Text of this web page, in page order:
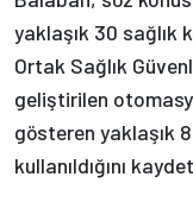
yaklaşık 30 sağlık
Ortak Sağlık
geliştirilen
gösteren yaklaşık
kullanıldığını